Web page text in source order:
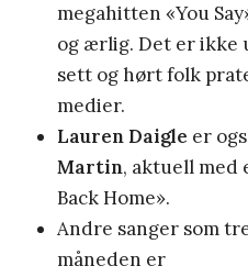
megahitten «You
og ærlig. Det er ikke
sett og hørt folk
medier.
Lauren Daigle er
Martin, aktuell med
Back Home».
Andre sanger som
måneden er